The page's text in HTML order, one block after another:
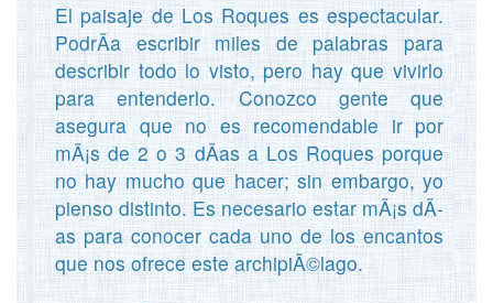
El paisaje de Los Roques es espectacular.
PodrÃ­a escribir miles de palabras para
describir todo lo visto, pero hay que vivirlo
para entenderlo. Conozco gente que
asegura que no es recomendable ir por
mÃ¡s de 2 o 3 dÃ­as a Los Roques porque
no hay mucho que hacer; sin embargo, yo
pienso distinto. Es necesario estar mÃ¡s dÃ­
as para conocer cada uno de los encantos
que nos ofrece este archipiÃ©lago.